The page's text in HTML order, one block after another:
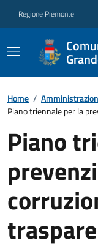
Regione Piemonte
Home /
Piano triennale per la
Piano